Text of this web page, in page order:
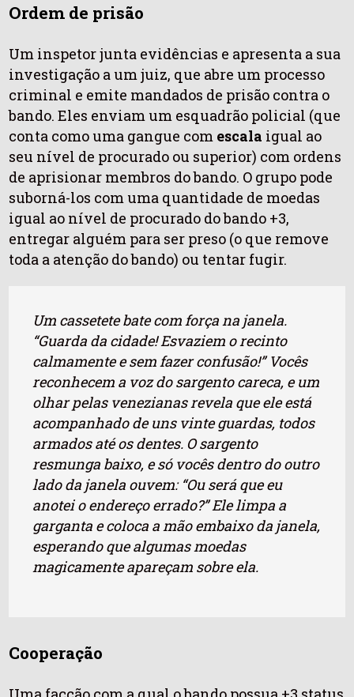
Ordem de prisão
Um inspetor junta evidências e apresenta a sua
investigação a um juiz, que abre um processo
criminal e emite mandados de prisão contra o
bando. Eles enviam um esquadrão policial (que
conta como uma gangue com escala igual ao
seu nível de procurado ou superior) com ordens
de aprisionar membros do bando. O grupo pode
suborná-los com uma quantidade de moedas
igual ao nível de procurado do bando +3,
entregar alguém para ser preso (o que remove
toda a atenção do bando) ou tentar fugir.
Um cassetete bate com força na janela.
“Guarda da cidade! Esvaziem o recinto
calmamente e sem fazer confusão!” Vocês
reconhecem a voz do sargento careca, e um
olhar pelas venezianas revela que ele está
acompanhado de uns vinte guardas, todos
armados até os dentes. O sargento
resmunga baixo, e só vocês dentro do outro
lado da janela ouvem: “Ou será que eu
anotei o endereço errado?” Ele limpa a
garganta e coloca a mão embaixo da janela,
esperando que algumas moedas
magicamente apareçam sobre ela.
Cooperação